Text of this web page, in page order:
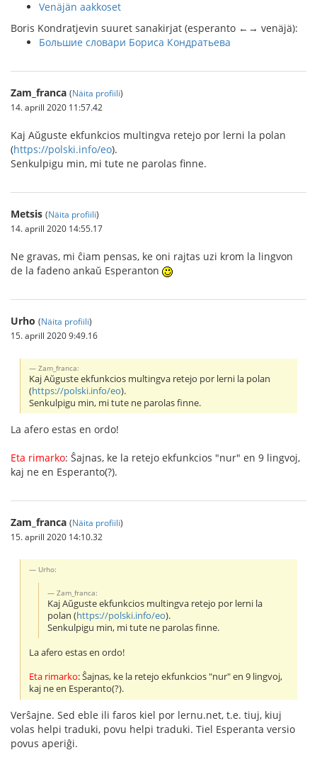
Venäjän aakkoset
Boris Kondratjevin suuret sanakirjat (esperanto ←→ venäjä):
Большие словари Бориса Кондратьева
Zam_franca (Näita profiili)
14. aprill 2020 11:57.42
Kaj Aŭguste ekfunkcios multingva retejo por lerni la polan
(https://polski.info/eo).
Senkulpigu min, mi tute ne parolas finne.
Metsis (Näita profiili)
14. aprill 2020 14:55.17
Ne gravas, mi ĉiam pensas, ke oni rajtas uzi krom la lingvon
de la fadeno ankaŭ Esperanton
Urho (Näita profiili)
15. aprill 2020 9:49.16
Zam_franca:
Kaj Aŭguste ekfunkcios multingva retejo por lerni la polan
(https://polski.info/eo).
Senkulpigu min, mi tute ne parolas finne.
La afero estas en ordo!
Eta rimarko: Ŝajnas, ke la retejo ekfunkcios "nur" en 9 lingvoj,
kaj ne en Esperanto(?).
Zam_franca (Näita profiili)
15. aprill 2020 14:10.32
Urho:
Zam_franca:
Kaj Aŭguste ekfunkcios multingva retejo por lerni la
polan (https://polski.info/eo).
Senkulpigu min, mi tute ne parolas finne.
La afero estas en ordo!
Eta rimarko: Ŝajnas, ke la retejo ekfunkcios "nur" en 9 lingvoj,
kaj ne en Esperanto(?).
Verŝajne. Sed eble ili faros kiel por lernu.net, t.e. tiuj, kiuj
volas helpi traduki, povu helpi traduki. Tiel Esperanta versio
povus aperiĝi.